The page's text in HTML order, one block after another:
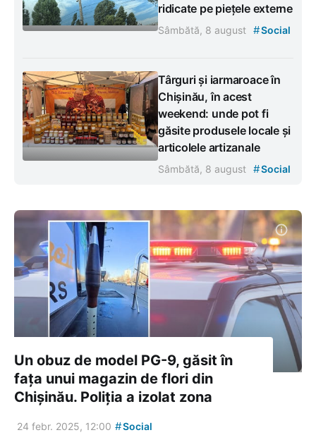
ridicate pe piețele externe
Sâmbătă, 8 august #Social
Târguri și iarmaroace în
Chișinău, în acest
weekend: unde pot fi
găsite produsele locale și
articolele artizanale
Sâmbătă, 8 august #Social
Un obuz de model PG-9, găsit în
fața unui magazin de flori din
Chișinău. Poliția a izolat zona
24 febr. 2025, 12:00 #Social